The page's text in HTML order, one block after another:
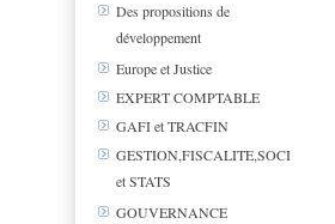
Des propositions de
développement
Europe et Justice
EXPERT COMPTABLE
GAFI et TRACFIN
GESTION,FISCALITE,SOCIAL
et STATS
GOUVERNANCE